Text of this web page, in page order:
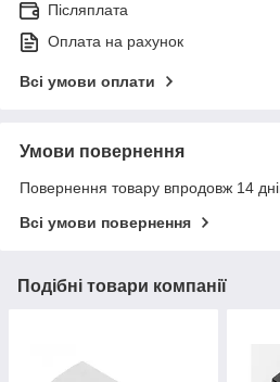
Післяплата
Оплата на рахунок
Всі умови оплати
Умови повернення
Повернення товару впродовж 14
Всі умови повернення
Подібні товари компанії